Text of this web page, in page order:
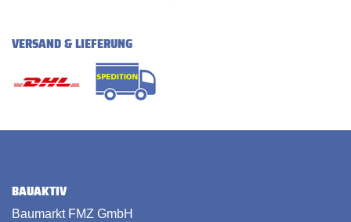
VERSAND & LIEFERUNG
BAUAKTIV
Baumarkt FMZ GmbH